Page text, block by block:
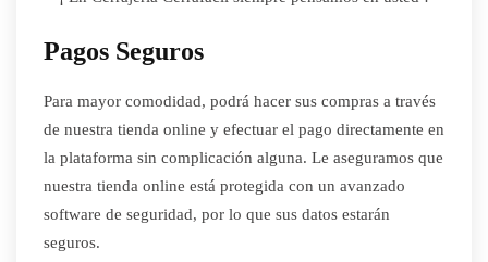
Pagos Seguros
Para mayor comodidad, podrá hacer sus compras a través
de nuestra tienda online y efectuar el pago directamente en
la plataforma sin complicación alguna. Le aseguramos que
nuestra tienda online está protegida con un avanzado
software de seguridad, por lo que sus datos estarán
seguros.